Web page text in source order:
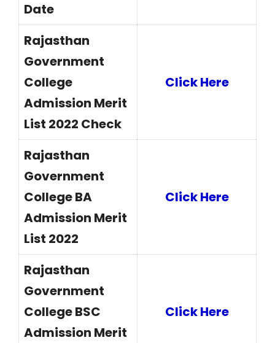
Date
Rajasthan
Government
College
Admission Merit
List 2022 Check
Click Here
Rajasthan
Government
College BA
Admission Merit
List 2022
Click Here
Rajasthan
Government
College BSC
Admission Merit
Click Here